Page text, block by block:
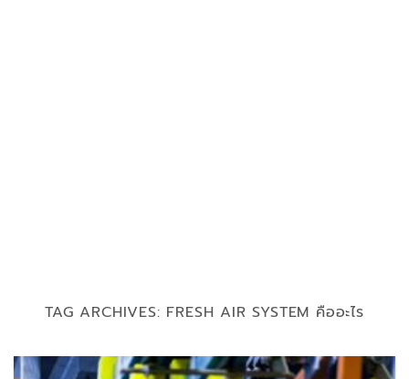
TAG ARCHIVES: FRESH AIR SYSTEM คืออะไร